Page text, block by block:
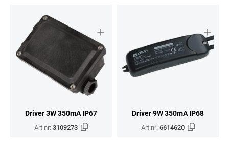
Driver 3W 350mA IP67
Art.nr:3109273
Driver 9W 350mA IP68
Art.nr:6614620